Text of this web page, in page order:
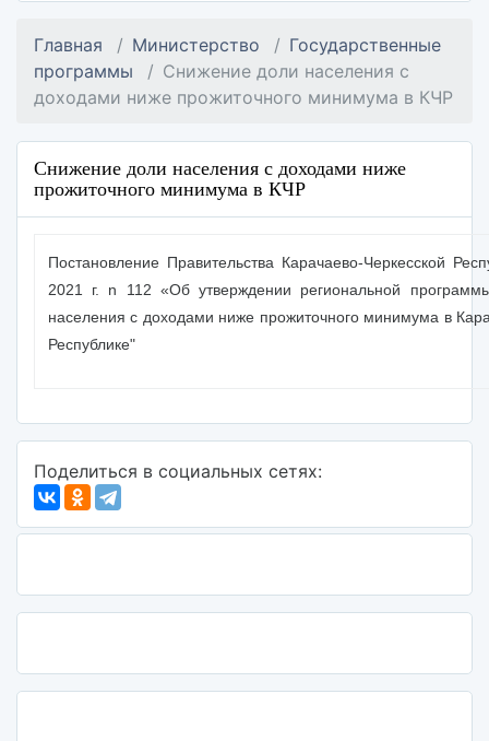
Главная Министерство
Государственные
программы
Снижение доли населения с
доходами ниже прожиточного минимума в КЧР
Снижение доли населения с доходами ниже
прожиточного минимума в КЧР
Постановление Правительства Карачаево-Черкесской
2021 г. n 112 «Об утверждении региональной
населения с доходами ниже прожиточного минимума в
Республике"
Поделиться в социальных сетях: